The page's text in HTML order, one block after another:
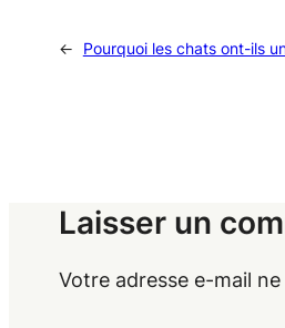
← Pourquoi les chats ont-ils
Laisser un
Votre adresse e-mail